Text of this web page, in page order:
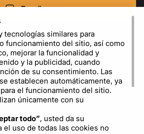
Escríbenos
USD - US Dollar ($)
tecnologías similares para
funcionamiento del sitio, así como
mejorar la funcionalidad y
y la publicidad, cuando
de su consentimiento. Las
establecen automáticamente, ya
el funcionamiento del sitio.
únicamente con su
todo”, usted da su
el uso de todas las cookies no